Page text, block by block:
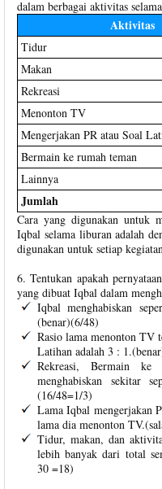
dalam berbagai aktivitas
Aktivitas
Tidur
Makan
Rekreasi
Menonton TV
Mengerjakan PR atau Soal
Bermain ke rumah teman
Lainnya
Jumlah
Cara yang digunakan untuk
Iqbal selama liburan adalah
digunakan untuk setiap
6. Tentukan apakah
yang dibuat Iqbal dalam
Iqbal menghabiskan
(benar)(6/48)
Rasio lama menonton TV
Latihan adalah 3 :
Rekreasi, Bermain
menghabiskan sekitar
(16/48=1/3)
Lama Iqbal mengerjakan
lama dia menonton
Tidur, makan, dan
lebih banyak dari total
30 =18)